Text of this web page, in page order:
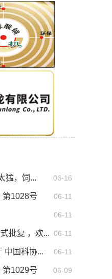
06-16
猛，饲...
06-11
第1028号
06-11
06-11
批复 ，欢...
06-11
中国科协...
06-09
第1029号